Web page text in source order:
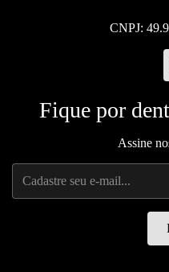
CNPJ:
Fique por
Assine